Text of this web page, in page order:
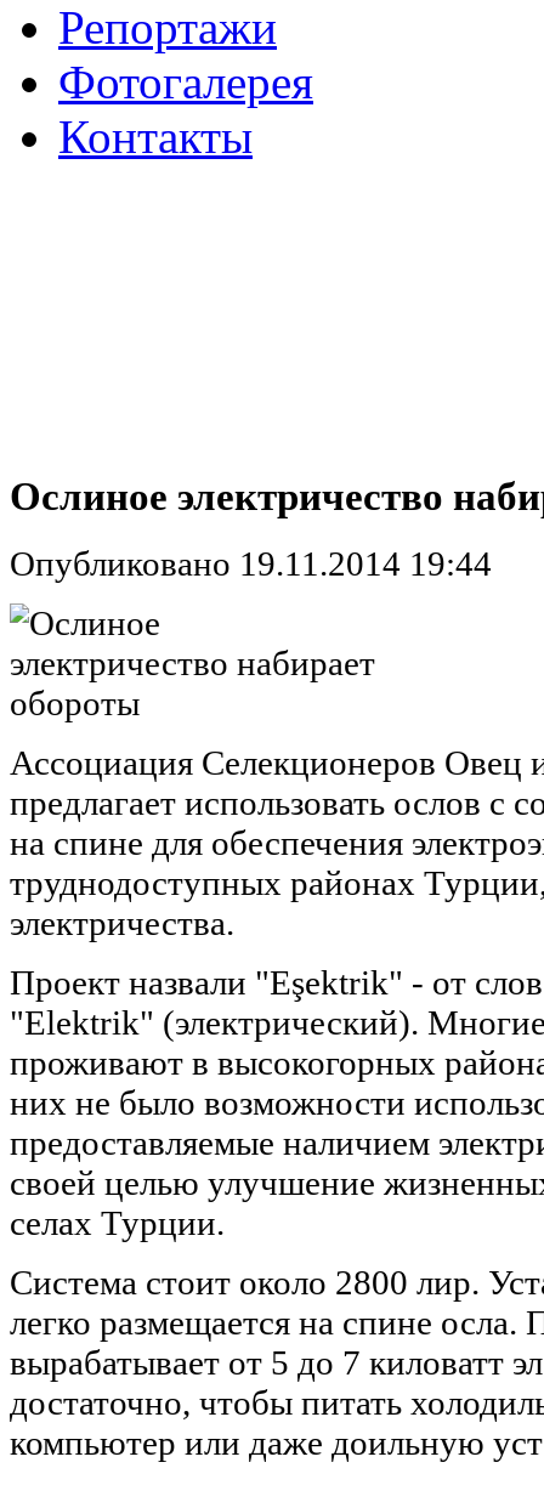
Репортажи
Фотогалерея
Контакты
Ослиное электричество
Опубликовано 19.11.2014 19:44
Ассоциация Селекционеров Овец
предлагает использовать ослов с
на спине для обеспечения
труднодоступных районах
электричества.
Проект назвали "Eşektrik" - от
"Elektrik" (электрический).
проживают в высокогорных
них не было возможности
предоставляемые наличием
своей целью улучшение
селах Турции.
Система стоит около 2800 лир.
легко размещается на спине осла.
вырабатывает от 5 до 7 киловатт
достаточно, чтобы питать
компьютер или даже доильную